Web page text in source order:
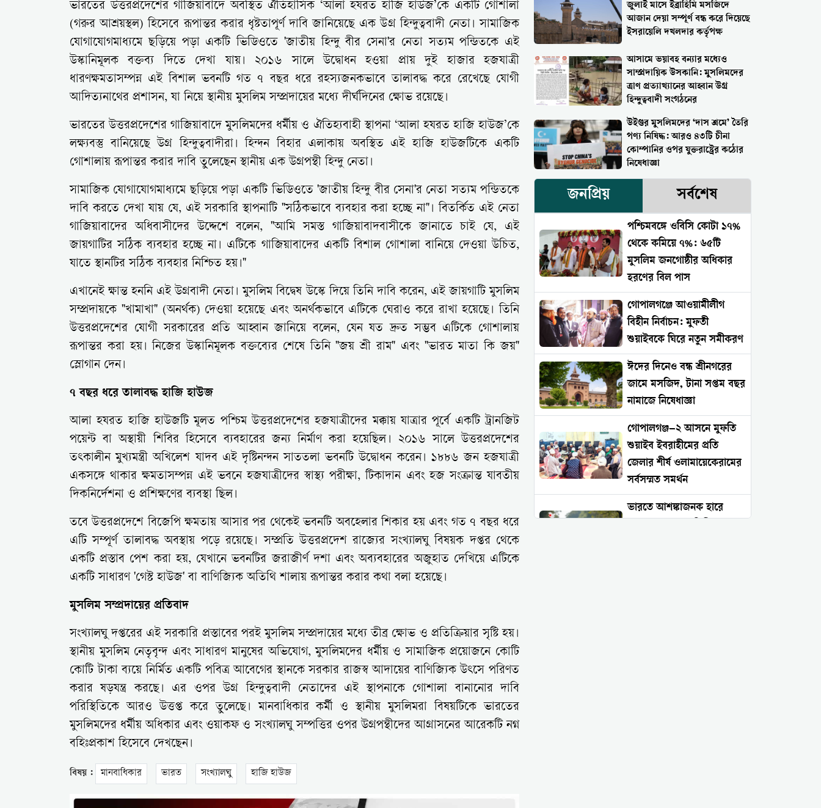
ভারতের উত্তরপ্রদেশের গাজিয়াবাদে অবস্থিত ঐতিহাসিক ‘আলা হযরত হাজি হাউজ’কে একটি গোশালা
(গরুর আশ্রয়স্থল) হিসেবে রূপান্তর করার ধৃষ্টতাপূর্ণ দাবি জানিয়েছে এক উগ্র হিন্দুত্ববাদী নেতা। সামাজিক
যোগাযোগমাধ্যমে ছড়িয়ে পড়া একটি ভিডিওতে 'জাতীয় হিন্দু বীর সেনা'র নেতা সত্যম পন্ডিতকে এই
উস্কানিমূলক বক্তব্য দিতে দেখা যায়। ২০১৬ সালে উদ্বোধন হওয়া প্রায় দুই হাজার হজযাত্রী
ধারণক্ষমতাসম্পন্ন এই বিশাল ভবনটি গত ৭ বছর ধরে রহস্যজনকভাবে তালাবদ্ধ করে রেখেছে যোগী
আদিত্যনাথের প্রশাসন, যা নিয়ে স্থানীয় মুসলিম সম্প্রদায়ের মধ্যে দীর্ঘদিনের ক্ষোভ রয়েছে।
ভারতের উত্তরপ্রদেশের গাজিয়াবাদে মুসলিমদের ধর্মীয় ও ঐতিহ্যবাহী স্থাপনা ‘আলা হযরত হাজি হাউজ’কে
লক্ষ্যবস্তু বানিয়েছে উগ্র হিন্দুত্ববাদীরা। হিন্দন বিহার এলাকায় অবস্থিত এই হাজি হাউজটিকে একটি
গোশালায় রূপান্তর করার দাবি তুলেছেন স্থানীয় এক উগ্রপন্থী হিন্দু নেতা।
সামাজিক যোগাযোগমাধ্যমে ছড়িয়ে পড়া একটি ভিডিওতে 'জাতীয় হিন্দু বীর সেনা'র নেতা সত্যম পন্ডিতকে
দাবি করতে দেখা যায় যে, এই সরকারি স্থাপনাটি "সঠিকভাবে ব্যবহার করা হচ্ছে না"। বিতর্কিত এই নেতা
গাজিয়াবাদের অধিবাসীদের উদ্দেশে বলেন, "আমি সমস্ত গাজিয়াবাদবাসীকে জানাতে চাই যে, এই
জায়গাটির সঠিক ব্যবহার হচ্ছে না। এটিকে গাজিয়াবাদের একটি বিশাল গোশালা বানিয়ে দেওয়া উচিত,
যাতে স্থানটির সঠিক ব্যবহার নিশ্চিত হয়।"
এখানেই ক্ষান্ত হননি এই উগ্রবাদী নেতা। মুসলিম বিদ্বেষ উস্কে দিয়ে তিনি দাবি করেন, এই জায়গাটি মুসলিম
সম্প্রদায়কে "খামাখা" (অনর্থক) দেওয়া হয়েছে এবং অনর্থকভাবে এটিকে ঘেরাও করে রাখা হয়েছে। তিনি
উত্তরপ্রদেশের যোগী সরকারের প্রতি আহ্বান জানিয়ে বলেন, যেন যত দ্রুত সম্ভব এটিকে গোশালায়
রূপান্তর করা হয়। নিজের উস্কানিমূলক বক্তব্যের শেষে তিনি "জয় শ্রী রাম" এবং "ভারত মাতা কি জয়"
স্লোগান দেন।
৭ বছর ধরে তালাবদ্ধ হাজি হাউজ
আলা হযরত হাজি হাউজটি মূলত পশ্চিম উত্তরপ্রদেশের হজযাত্রীদের মক্কায় যাত্রার পূর্বে একটি ট্রানজিট
পয়েন্ট বা অস্থায়ী শিবির হিসেবে ব্যবহারের জন্য নির্মাণ করা হয়েছিল। ২০১৬ সালে উত্তরপ্রদেশের
তৎকালীন মুখ্যমন্ত্রী অখিলেশ যাদব এই দৃষ্টিনন্দন সাততলা ভবনটি উদ্বোধন করেন। ১৮৮৬ জন হজযাত্রী
একসঙ্গে থাকার ক্ষমতাসম্পন্ন এই ভবনে হজযাত্রীদের স্বাস্থ্য পরীক্ষা, টিকাদান এবং হজ সংক্রান্ত যাবতীয়
দিকনির্দেশনা ও প্রশিক্ষণের ব্যবস্থা ছিল।
তবে উত্তরপ্রদেশে বিজেপি ক্ষমতায় আসার পর থেকেই ভবনটি অবহেলার শিকার হয় এবং গত ৭ বছর ধরে
এটি সম্পূর্ণ তালাবদ্ধ অবস্থায় পড়ে রয়েছে। সম্প্রতি উত্তরপ্রদেশ রাজ্যের সংখ্যালঘু বিষয়ক দপ্তর থেকে
একটি প্রস্তাব পেশ করা হয়, যেখানে ভবনটির জরাজীর্ণ দশা এবং অব্যবহারের অজুহাত দেখিয়ে এটিকে
একটি সাধারণ 'গেস্ট হাউজ' বা বাণিজ্যিক অতিথি শালায় রূপান্তর করার কথা বলা হয়েছে।
মুসলিম সম্প্রদায়ের প্রতিবাদ
সংখ্যালঘু দপ্তরের এই সরকারি প্রস্তাবের পরই মুসলিম সম্প্রদায়ের মধ্যে তীব্র ক্ষোভ ও প্রতিক্রিয়ার সৃষ্টি হয়।
স্থানীয় মুসলিম নেতৃবৃন্দ এবং সাধারণ মানুষের অভিযোগ, মুসলিমদের ধর্মীয় ও সামাজিক প্রয়োজনে কোটি
কোটি টাকা ব্যয়ে নির্মিত একটি পবিত্র আবেগের স্থানকে সরকার রাজস্ব আদায়ের বাণিজ্যিক উৎসে পরিণত
করার ষড়যন্ত্র করছে। এর ওপর উগ্র হিন্দুত্ববাদী নেতাদের এই স্থাপনাকে গোশালা বানানোর দাবি
পরিস্থিতিকে আরও উত্তপ্ত করে তুলেছে। মানবাধিকার কর্মী ও স্থানীয় মুসলিমরা বিষয়টিকে ভারতের
মুসলিমদের ধর্মীয় অধিকার এবং ওয়াকফ ও সংখ্যালঘু সম্পত্তির ওপর উগ্রপন্থীদের আগ্রাসনের আরেকটি নগ্ন
বহিঃপ্রকাশ হিসেবে দেখছেন।
বিষয় : মানবাধিকার ভারত সংখ্যালঘু হাজি হাউজ
জুলাই মাসে ইব্রাহিমি মসজিদে
আজান দেয়া সম্পূর্ণ বন্ধ করে দিয়েছে
ইসরায়েলি দখলদার কর্তৃপক্ষ
আসামে ভয়াবহ বন্যার মধ্যেও
সাম্প্রদায়িক উসকানি: মুসলিমদের
ত্রাণ প্রত্যাখ্যানের আহ্বান উগ্র
হিন্দুত্ববাদী সংগঠনের
উইগুর মুসলিমদের ‘দাস শ্রমে’ তৈরি
পণ্য নিষিদ্ধ: আরও ৪৩টি চীনা
কোম্পানির ওপর যুক্তরাষ্ট্রের কঠোর
নিষেধাজ্ঞা
জনপ্রিয় সর্বশেষ
পশ্চিমবঙ্গে ওবিসি কোটা ১৭%
থেকে কমিয়ে ৭%: ৬৫টি
মুসলিম জনগোষ্ঠীর অধিকার
হরণের বিল পাস
গোপালগঞ্জে আওয়ামীলীগ
বিহীন নির্বাচন: মুফতী
শুয়াইবকে ঘিরে নতুন সমীকরণ
ঈদের দিনেও বন্ধ শ্রীনগরের
জামে মসজিদ, টানা সপ্তম বছর
নামাজে নিষেধাজ্ঞা
গোপালগঞ্জ–২ আসনে মুফতি
শুয়াইব ইবরাহীমের প্রতি
জেলার শীর্ষ ওলামায়েকেরামের
সর্বসম্মত সমর্থন
ভারতে আশঙ্কাজনক হারে